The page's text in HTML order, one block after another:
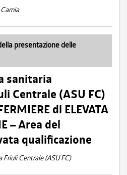
presentazione delle
sanitaria
Centrale (ASU FC)
di ELEVATA
– Area del
qualificazione
Centrale (ASU FC)